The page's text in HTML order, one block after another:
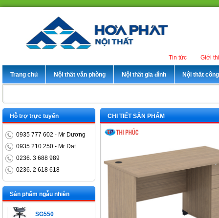
Giới
Tin tức
Trang chủ Nội thất văn phòng Nội thất gia đình Nội thất
CHI TIẾT SẢN PHẨM
Hỗ trợ trực tuyến
0935 777 602 - Mr Dương
0935 210 250 - Mr Đạt
0236. 3 688 989
0236. 2 618 618
Sản phẩm ngẫu nhiên
Bàn trưởng phòng
Ghế xoay nhân viên
SG550